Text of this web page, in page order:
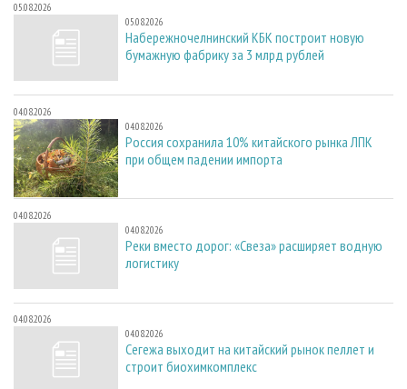
05.08.2026
05.08.2026
Набережночелнинский КБК построит новую
бумажную фабрику за 3 млрд рублей
04.08.2026
04.08.2026
Россия сохранила 10% китайского рынка ЛПК
при общем падении импорта
04.08.2026
04.08.2026
Реки вместо дорог: «Свеза» расширяет водную
логистику
04.08.2026
04.08.2026
Сегежа выходит на китайский рынок пеллет и
строит биохимкомплекс